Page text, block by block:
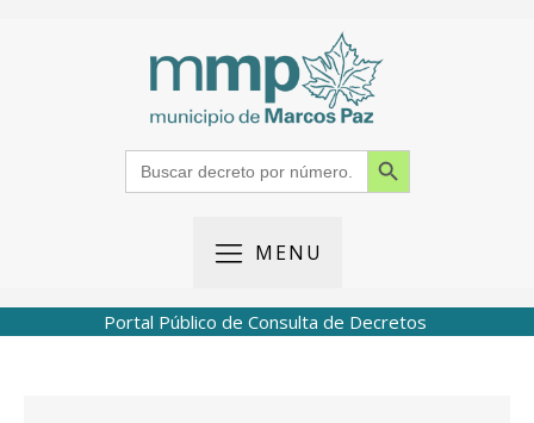
Search
for:
Search Button
MENU
Portal Público de Consulta de Decretos